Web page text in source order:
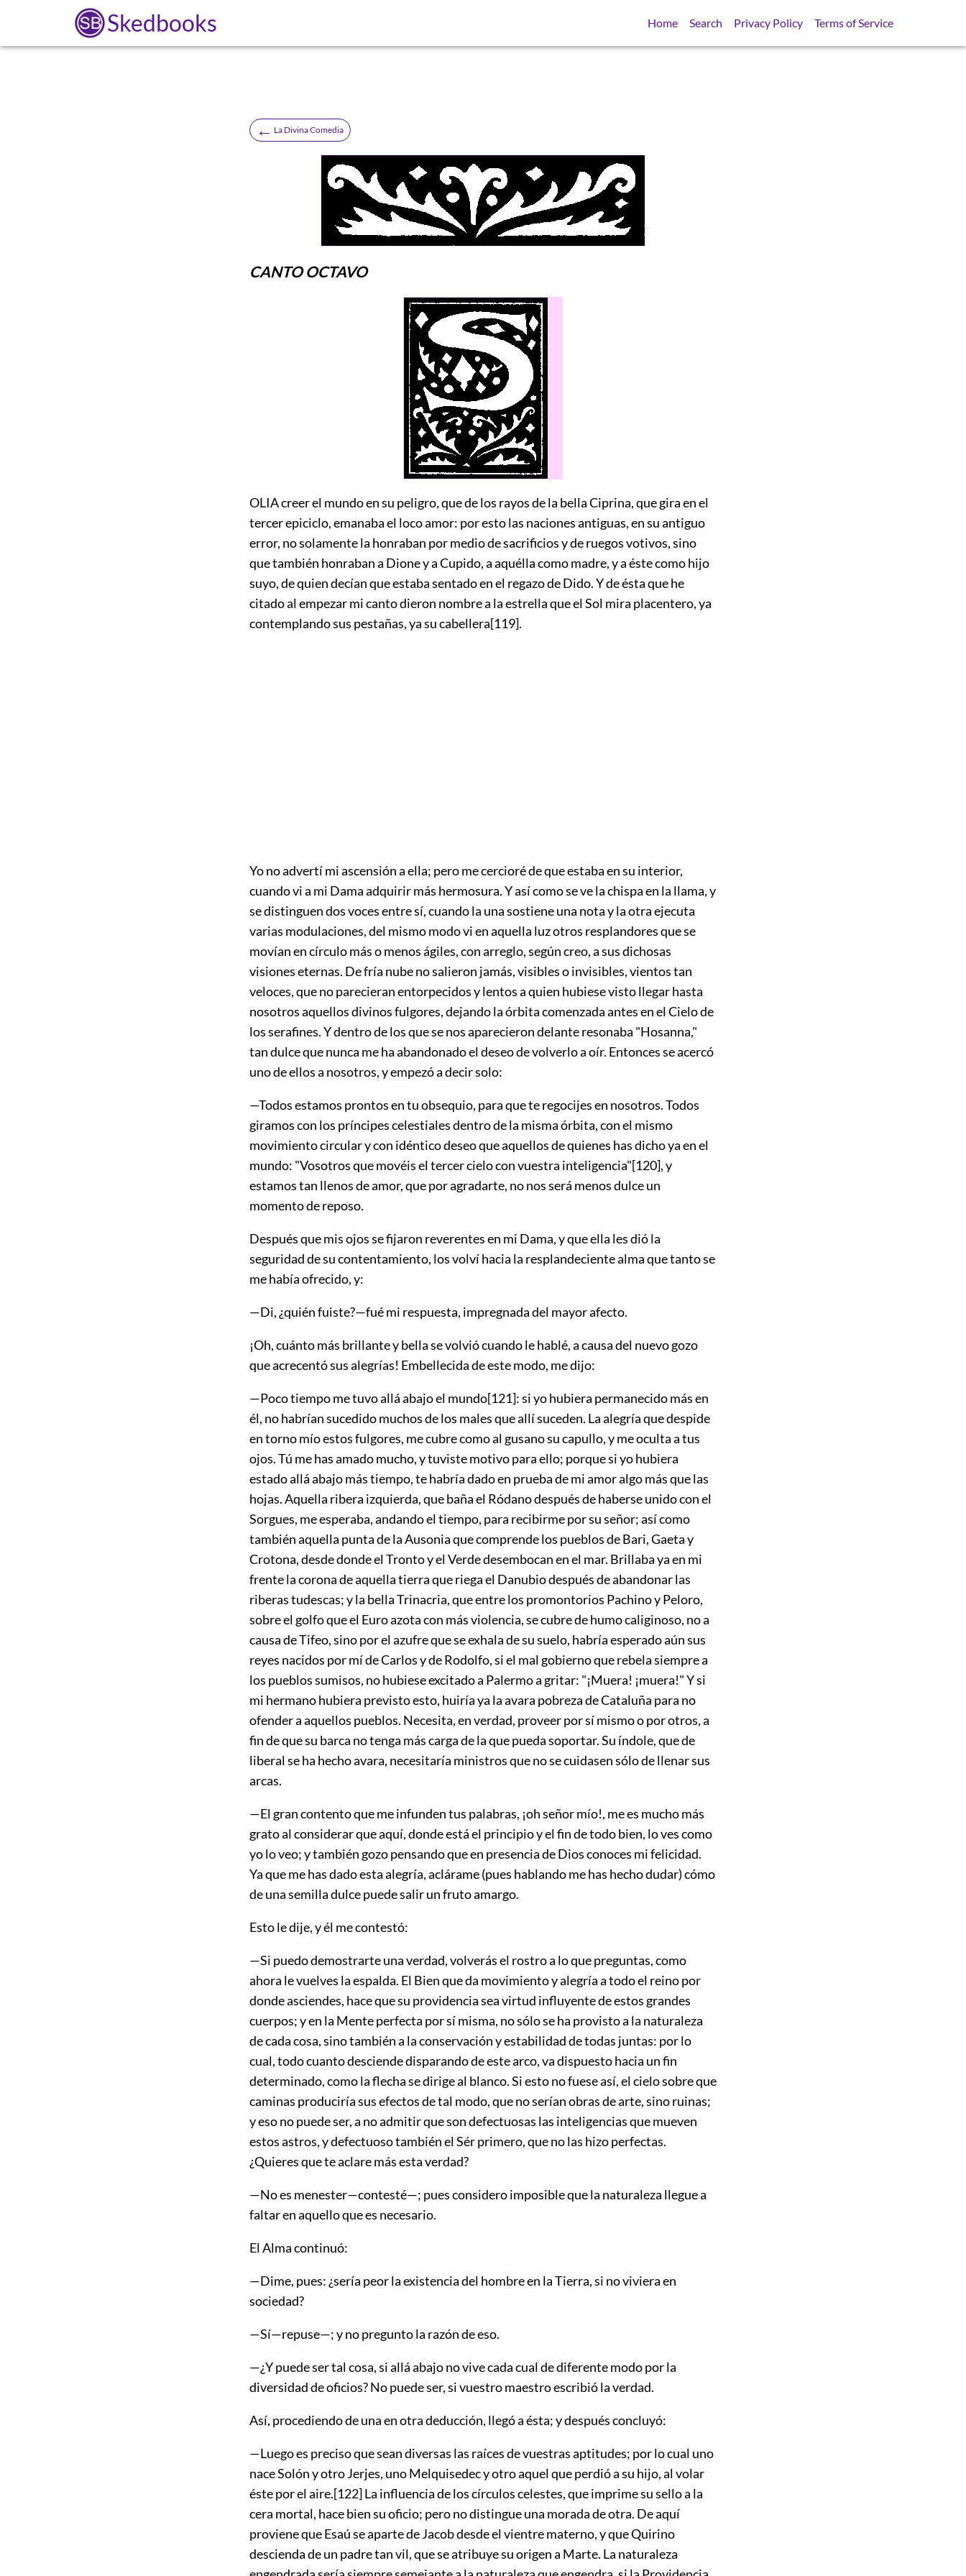
Skedbooks Home Search Privacy Policy Terms of Service
← La Divina Comedia
CANTO OCTAVO
OLIA creer el mundo en su peligro, que de los rayos de la bella Ciprina, que gira en el
tercer epiciclo, emanaba el loco amor: por esto las naciones antiguas, en su antiguo
error, no solamente la honraban por medio de sacrificios y de ruegos votivos, sino
que también honraban a Dione y a Cupido, a aquélla como madre, y a éste como hijo
suyo, de quien decían que estaba sentado en el regazo de Dido. Y de ésta que he
citado al empezar mi canto dieron nombre a la estrella que el Sol mira placentero, ya
contemplando sus pestañas, ya su cabellera[119].
Yo no advertí mi ascensión a ella; pero me cercioré de que estaba en su interior,
cuando vi a mi Dama adquirir más hermosura. Y así como se ve la chispa en la llama, y
se distinguen dos voces entre sí, cuando la una sostiene una nota y la otra ejecuta
varias modulaciones, del mismo modo vi en aquella luz otros resplandores que se
movían en círculo más o menos ágiles, con arreglo, según creo, a sus dichosas
visiones eternas. De fría nube no salieron jamás, visibles o invisibles, vientos tan
veloces, que no parecieran entorpecidos y lentos a quien hubiese visto llegar hasta
nosotros aquellos divinos fulgores, dejando la órbita comenzada antes en el Cielo de
los serafines. Y dentro de los que se nos aparecieron delante resonaba "Hosanna,"
tan dulce que nunca me ha abandonado el deseo de volverlo a oír. Entonces se acercó
uno de ellos a nosotros, y empezó a decir solo:
—Todos estamos prontos en tu obsequio, para que te regocijes en nosotros. Todos
giramos con los príncipes celestiales dentro de la misma órbita, con el mismo
movimiento circular y con idéntico deseo que aquellos de quienes has dicho ya en el
mundo: "Vosotros que movéis el tercer cielo con vuestra inteligencia"[120], y
estamos tan llenos de amor, que por agradarte, no nos será menos dulce un
momento de reposo.
Después que mis ojos se fijaron reverentes en mi Dama, y que ella les dió la
seguridad de su contentamiento, los volví hacia la resplandeciente alma que tanto se
me había ofrecido, y:
—Di, ¿quién fuiste?—fué mi respuesta, impregnada del mayor afecto.
¡Oh, cuánto más brillante y bella se volvió cuando le hablé, a causa del nuevo gozo
que acrecentó sus alegrías! Embellecida de este modo, me dijo:
—Poco tiempo me tuvo allá abajo el mundo[121]: si yo hubiera permanecido más en
él, no habrían sucedido muchos de los males que allí suceden. La alegría quedespide
en torno mío estos fulgores, me cubre como al gusano su capullo, y me oculta a tus
ojos. Tú me has amado mucho, y tuviste motivo para ello; porque si yo hubiera
estado allá abajo más tiempo, te habría dado en prueba de mi amor algo más que las
hojas. Aquella ribera izquierda, que baña el Ródano después de haberse unido con el
Sorgues, me esperaba, andando el tiempo, para recibirme por su señor; así como
también aquella punta de la Ausonia que comprende los pueblos de Bari, Gaeta y
Crotona, desde donde el Tronto y el Verde desembocan en el mar. Brillaba ya en mi
frente la corona de aquella tierra que riega el Danubio después de abandonar las
riberas tudescas; y la bella Trinacria, que entre los promontorios Pachino y Peloro,
sobre el golfo que el Euro azota con más violencia, se cubre de humo caliginoso, no a
causa de Tifeo, sino por el azufre que se exhala de su suelo, habría esperado aún sus
reyes nacidos por mí de Carlos y de Rodolfo, si el mal gobierno que rebela siempre a
los pueblos sumisos, no hubiese excitado a Palermo a gritar: "¡Muera! ¡muera!" Y si
mi hermano hubiera previsto esto, huiría ya la avara pobreza de Cataluña para no
ofender a aquellos pueblos. Necesita, en verdad, proveer por sí mismo o por otros, a
fin de que su barca no tenga más carga de la que pueda soportar. Su índole, que de
liberal se ha hecho avara, necesitaría ministros que no se cuidasen sólo de llenar sus
arcas.
—El gran contento que me infunden tus palabras, ¡oh señor mío!, me es mucho más
grato al considerar que aquí, donde está el principio y el fin de todo bien, lo ves como
yo lo veo; y también gozo pensando que en presencia de Dios conoces mi felicidad.
Ya que me has dado esta alegría, aclárame (pues hablando me has hecho dudar) cómo
de una semilla dulce puede salir un fruto amargo.
Esto le dije, y él me contestó:
—Si puedo demostrarte una verdad, volverás el rostro a lo que preguntas, como
ahora le vuelves la espalda. El Bien que da movimiento y alegría a todo el reino por
donde asciendes, hace que su providencia sea virtud influyente de estos grandes
cuerpos; y en la Mente perfecta por sí misma, no sólo se ha provisto a la naturaleza
de cada cosa, sino también a la conservación y estabilidad de todas juntas: por lo
cual, todo cuanto desciende disparando de este arco, va dispuesto hacia un fin
determinado, como la flecha se dirige al blanco. Si esto no fuese así, el cielo sobre que
caminas produciría sus efectos de tal modo, que no serían obras de arte, sino ruinas;
y eso no puede ser, a no admitir que son defectuosas las inteligencias que mueven
estos astros, y defectuoso también el Sér primero, que no las hizo perfectas.
¿Quieres que te aclare más esta verdad?
—No es menester—contesté—; pues considero imposible que la naturaleza llegue a
faltar en aquello que es necesario.
El Alma continuó:
—Dime, pues: ¿sería peor la existencia del hombre en la Tierra, si no viviera en
sociedad?
—Sí—repuse—; y no pregunto la razón de eso.
—¿Y puede ser tal cosa, si allá abajo no vive cada cual de diferente modo por la
diversidad de oficios? No puede ser, si vuestro maestro escribió la verdad.
Así, procediendo de una en otra deducción, llegó a ésta; y después concluyó:
—Luego es preciso que sean diversas las raíces de vuestras aptitudes; por lo cual uno
nace Solón y otro Jerjes, uno Melquisedec y otro aquel que perdió a su hijo, al volar
éste por el aire.[122]La influencia de los círculos celestes, que imprime su sello a la
cera mortal, hace bien su oficio; pero no distingue una morada de otra. De aquí
proviene que Esaú se aparte de Jacob desde el vientre materno, y que Quirino
descienda de un padre tan vil, que se atribuye su origen a Marte. La naturaleza